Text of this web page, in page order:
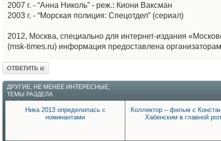
2007 г. - “Анна Николь” - реж.: Киони Ваксман
2003 г. - “Морская полиция: Спецотдел” (сериал)
2012, Москва, специально для интернет-издания
(msk-times.ru) информация предоставлена
Ответить
ДРУГИЕ, НЕ МЕНЕЕ ИНТЕРЕСНЫЕ,
ТЕМЫ РАЗДЕЛА
Ника 2013 определилась с
номинантами
Коллектор – фильм с
Хабенским в главной